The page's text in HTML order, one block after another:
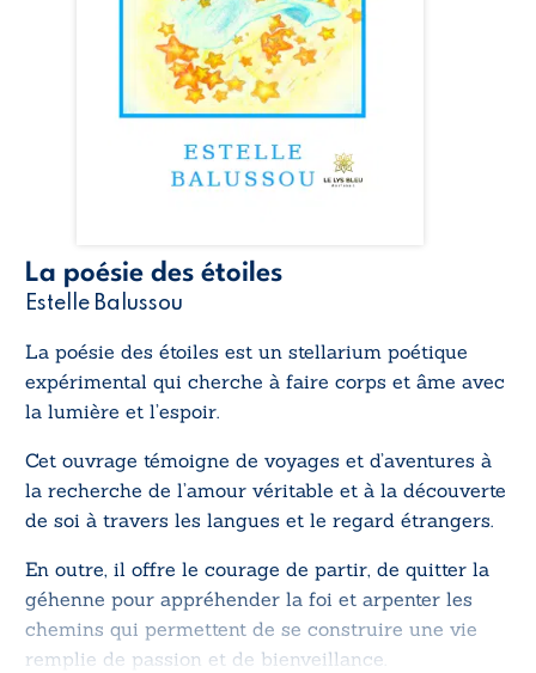
La poésie des étoiles
Estelle Balussou
La poésie des étoiles est un stellarium poétique
expérimental qui cherche à faire corps et âme avec
la lumière et l’espoir.
Cet ouvrage témoigne de voyages et d’aventures à
la recherche de l’amour véritable et à la découverte
de soi à travers les langues et le regard étrangers.
En outre, il offre le courage de partir, de quitter la
géhenne pour appréhender la foi et arpenter les
chemins qui permettent de se construire une vie
remplie de passion et de bienveillance.